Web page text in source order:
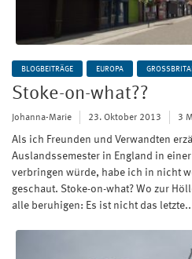
BLOGBEITRÄGE EUROPA
Stoke-on-what??
Johanna-Marie 23. Oktober 2013 3
Als ich Freunden und Verwandten
Auslandssemester in England in
verbringen würde, habe ich in nicht
geschaut. Stoke-on-what? Wo zur
alle beruhigen: Es ist nicht das